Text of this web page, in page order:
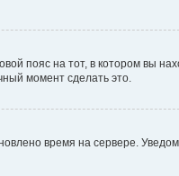
пояс на тот, в котором вы
момент сделать это.
время на сервере.